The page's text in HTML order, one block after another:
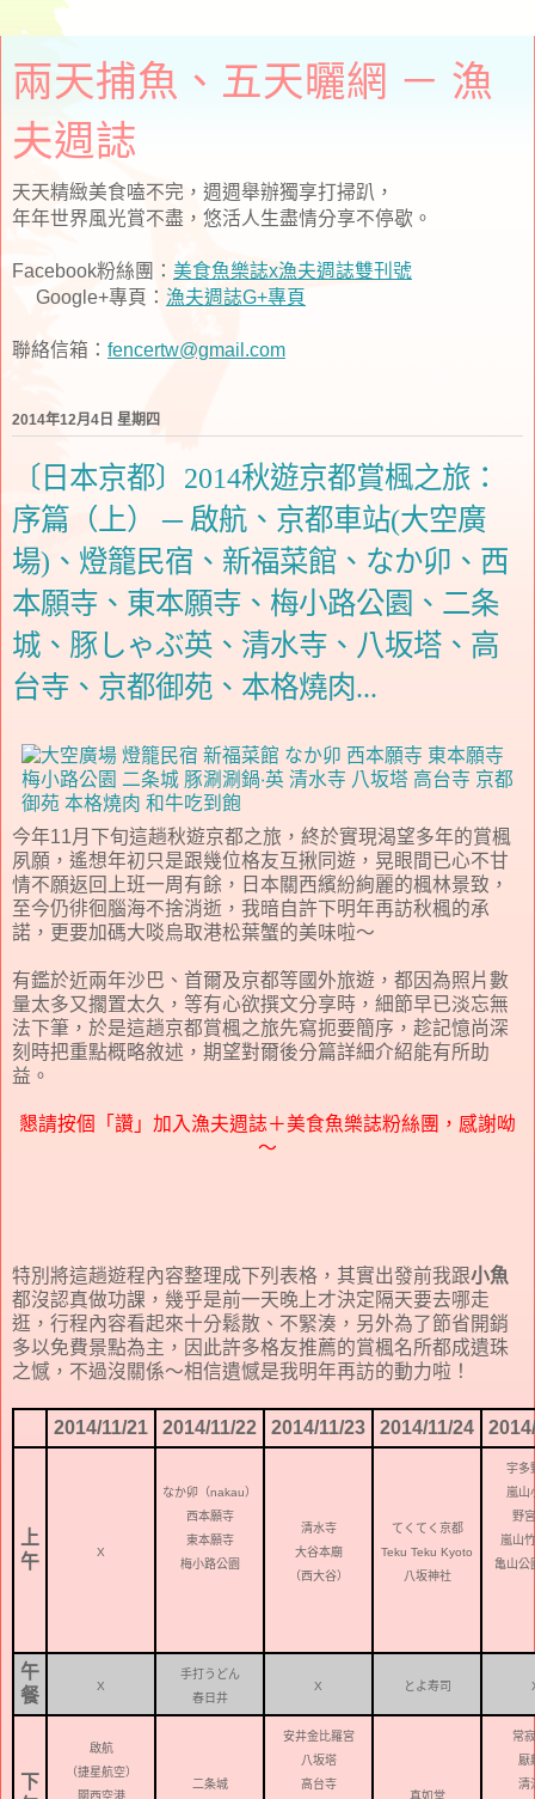
兩天捕魚、五天曬網 － 漁
夫週誌
天天精緻美食嗑不完，週週舉辦獨享打掃趴，
年年世界風光賞不盡，悠活人生盡情分享不停歇。
Facebook粉絲團： 美食魚樂誌x漁夫週誌雙刊號
Google+專頁： 漁夫週誌G+專頁
聯絡信箱： fencertw@gmail.com
2014年12月4日 星期四
〔日本京都〕2014秋遊京都賞楓之旅：
序篇（上） ─ 啟航、京都車站(大空廣
場)、燈籠民宿、新福菜館、なか卯、西
本願寺、東本願寺、梅小路公園、二条
城、豚しゃぶ英、清水寺、八坂塔、高
台寺、京都御苑、本格燒肉...
今年11月下旬這趟秋遊京都之旅，終於實現渴望多年的賞楓
夙願，遙想年初只是跟幾位格友互揪同遊，晃眼間已心不甘
情不願返回上班一周有餘，日本關西繽紛絢麗的楓林景致，
至今仍徘徊腦海不捨消逝，我暗自許下明年再訪秋楓的承
諾，更要加碼大啖烏取港松葉蟹的美味啦～
有鑑於近兩年沙巴、首爾及京都等國外旅遊，都因為照片數
量太多又擱置太久，等有心欲撰文分享時，細節早已淡忘無
法下筆，於是這趟京都賞楓之旅先寫扼要簡序，趁記憶尚深
刻時把重點概略敘述，期望對爾後分篇詳細介紹能有所助
益。
懇請按個「讚」加入漁夫週誌＋美食魚樂誌粉絲團，感謝呦
～
特別將這趟遊程內容整理成下列表格，其實出發前我跟小魚
都沒認真做功課，幾乎是前一天晚上才決定隔天要去哪走
逛，行程內容看起來十分鬆散、不緊湊，另外為了節省開銷
多以免費景點為主，因此許多格友推薦的賞楓名所都成遺珠
之憾，不過沒關係～相信遺憾是我明年再訪的動力啦！
2014/11/21 2014/11/22 2014/11/23 2014/11/24
上
午
X
なか卯（nakau）
西本願寺
東本願寺
梅小路公園
清水寺
大谷本廟
（西大谷）
てくてく京都
Teku Teku Kyoto
八坂神社
宇多
嵐山
野
嵐山
亀山公
午
餐
X
手打うどん
春日井
X とよ寿司
下
啟航
（捷星航空）
關西空港
二条城
安井金比羅宮
八坂塔
高台寺
真如堂
常
厭
清